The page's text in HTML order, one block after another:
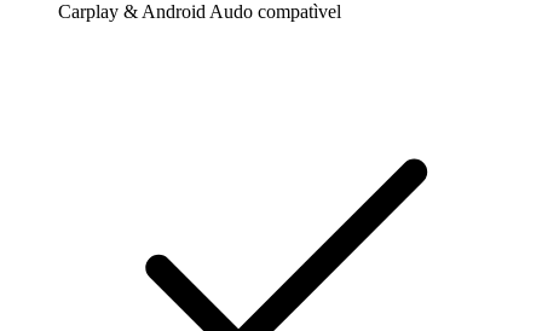
Carplay & Android Audo compatìvel